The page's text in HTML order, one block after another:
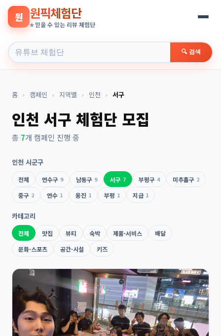
원 원픽체험단
⭐ 믿을 수 있는 리뷰 체험단
🔍 검색
홈 › 캠페인 › 지역별 › 인천 › 서구
인천 서구 체험단 모집
총 7개 캠페인 진행 중
인천 시군구
전체 연수구 9 남동구 9 서구 7 부평구 4 미추홀구 2
중구 2 연수 1 옹진 1 부평 1 지급 1
카테고리
전체 맛집 뷰티 숙박 제품·서비스
배달
문화·스포츠
공간·시설 키즈